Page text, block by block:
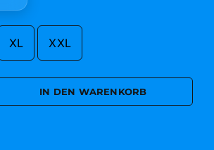
XL XXL
IN DEN WARENKORB